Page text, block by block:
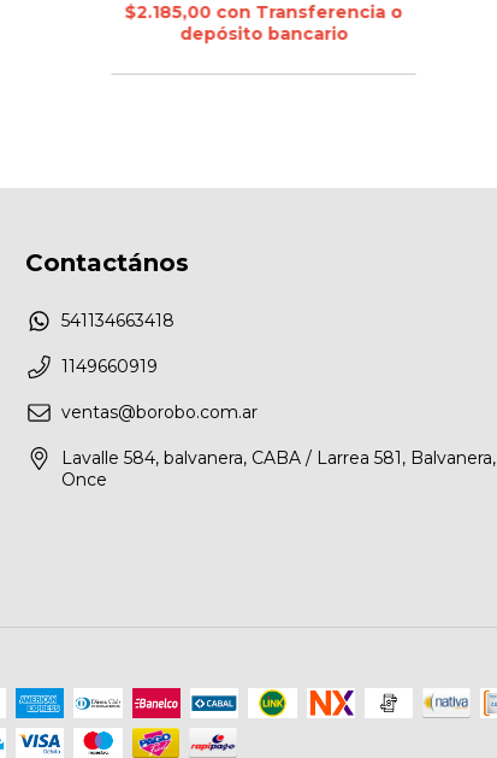
$2.185,00 con Transferencia o
depósito bancario
Contactános
541134663418
1149660919
ventas@borobo.com.ar
Lavalle 584, balvanera, CABA / Larrea 581, Balvanera,
Once